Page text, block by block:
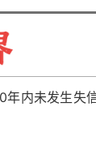
年内未发生失